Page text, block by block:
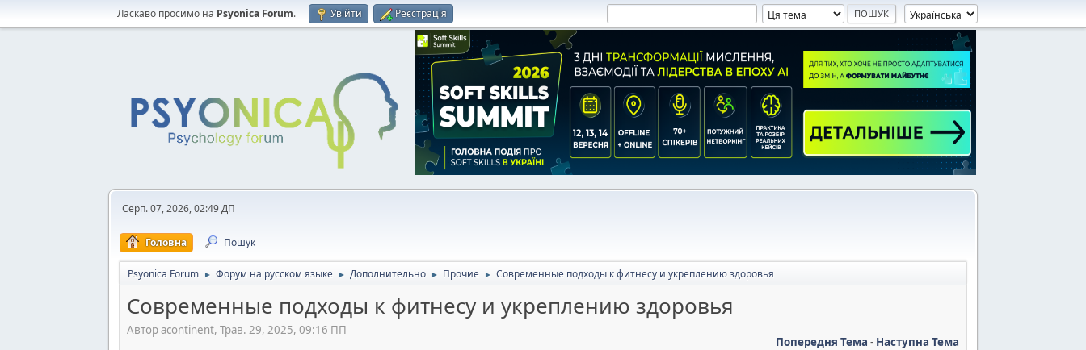
Ласкаво просимо на Psyonica Forum. Увійти Реєстрація
Серп. 07, 2026, 02:49 ДП
Головна Пошук
Psyonica Forum ► Форум на русском языке ► Дополнительно ► Прочие ► Современные подходы к фитнесу и укреплению здоровья
Современные подходы к фитнесу и укреплению здоровья
Автор acontinent, Трав. 29, 2025, 09:16 ПП
Попередня Тема - Наступна Тема